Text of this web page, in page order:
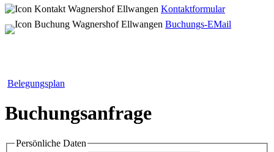
Kontaktformular
Buchungs-EMail
Belegungsplan
Buchungsanfrage
Persönliche Daten